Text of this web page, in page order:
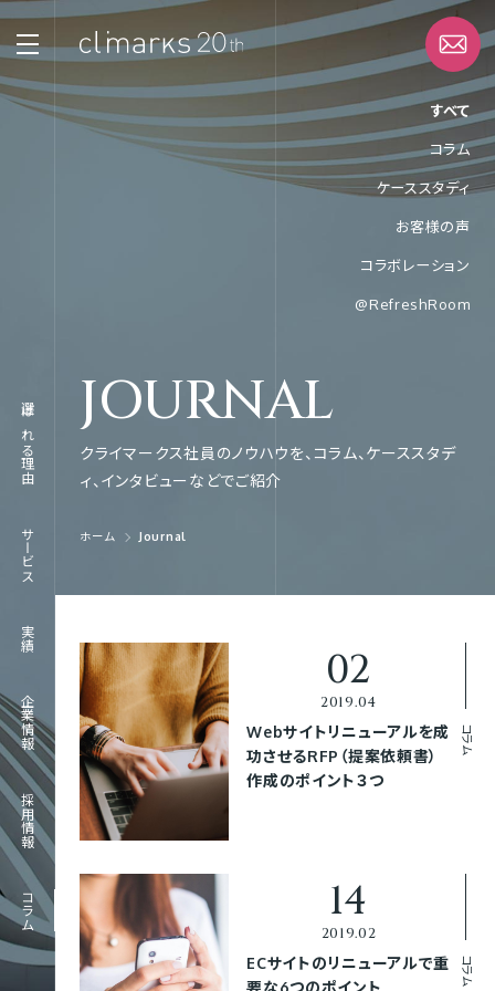
選ばれる理由
サービス
実績
企業情報
採用情報
コラム
STRENGTH
実績
ABOUT
企業情報
RECRUIT
コラム
JOURNAL
クライマークス社員のノウハウを、コラム、ケーススタデ
ィ、インタビューなどでご紹介
ホーム Journal
すべて
コラム
ケーススタディ
お客様の声
コラボレーション
@RefreshRoom
コラム
Webサイトリニューアルを成
功させるRFP（提案依頼書）
作成のポイント３つ
コラム
ECサイトのリニューアルで重